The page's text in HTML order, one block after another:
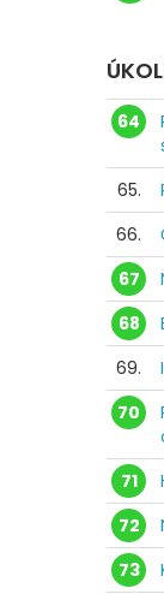
64
65.
66.
67
68
69.
70
71
72
73